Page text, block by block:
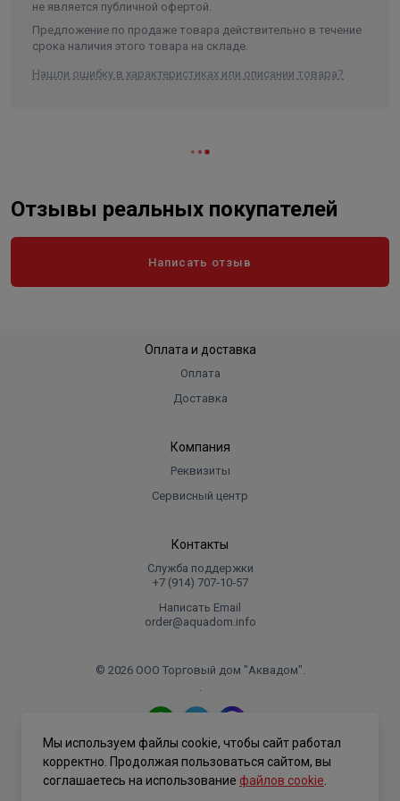
Ширина 360
не является публичной офертой.
Предложение по продаже товара действительно в течение
срока наличия этого товара на складе.
Нашли ошибку в характеристиках или описании товара?
Отзывы реальных покупателей
Написать отзыв
Оплата и доставка
Оплата
Доставка
Компания
Реквизиты
Сервисный центр
Контакты
Служба поддержки
+7 (914) 707‑10‑57
Написать Email
order@aquadom.info
© 2026 ООО Торговый дом "Аквадом".
.
Политика конфиденциальности
Мы используем файлы cookie, чтобы сайт работал
корректно. Продолжая пользоваться сайтом, вы
соглашаетесь на использование файлов cookie